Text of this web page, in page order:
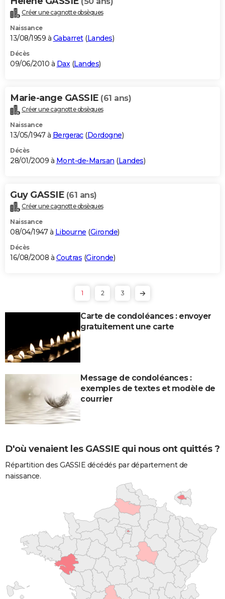
Créer une cagnotte obsèques
Naissance
13/08/1959 à Gabarret(Landes)
Décès
09/06/2010 à Dax(Landes)
Marie-ange GASSIE (61 ans)
Créer une cagnotte obsèques
Naissance
13/05/1947 à Bergerac(Dordogne)
Décès
28/01/2009 à Mont-de-Marsan (Landes)
Guy GASSIE (61 ans)
Créer une cagnotte obsèques
Naissance
08/04/1947 à Libourne (Gironde)
Décès
16/08/2008 à Coutras (Gironde)
1 2 3
Carte de condoléances : envoyer
gratuitement une carte
Message de condoléances :
exemples de textes et modèle de
courrier
D'où venaient les GASSIE qui nous ont quittés ?
Répartition des GASSIE décédés par département de
naissance.